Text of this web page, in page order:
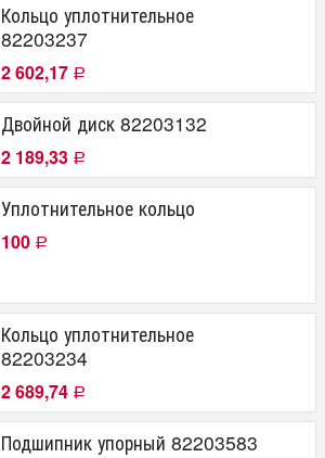
Кольцо уплотнительное
82203237
2 602,17 Р
Двойной диск 82203132
2 189,33 Р
Уплотнительное кольцо
100 Р
Кольцо уплотнительное
82203234
2 689,74 Р
Подшипник упорный 82203583